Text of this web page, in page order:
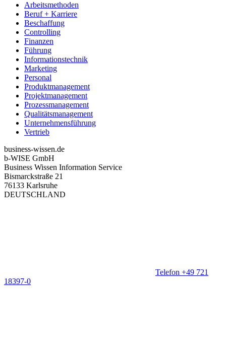
Arbeitsmethoden
Beruf + Karriere
Beschaffung
Controlling
Finanzen
Führung
Informationstechnik
Marketing
Personal
Produktmanagement
Projektmanagement
Prozessmanagement
Qualitätsmanagement
Unternehmensführung
Vertrieb
business-wissen.de
b-WISE GmbH
Business Wissen Information Service
Bismarckstraße 21
76133 Karlsruhe
DEUTSCHLAND
Telefon +49 721
18397-0